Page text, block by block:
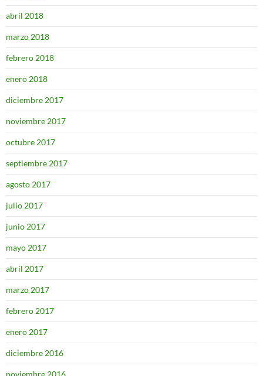
abril 2018
marzo 2018
febrero 2018
enero 2018
diciembre 2017
noviembre 2017
octubre 2017
septiembre 2017
agosto 2017
julio 2017
junio 2017
mayo 2017
abril 2017
marzo 2017
febrero 2017
enero 2017
diciembre 2016
noviembre 2016